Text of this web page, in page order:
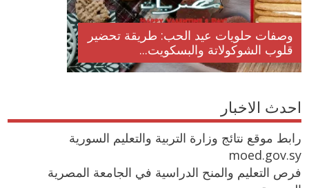
وصفات حلويات عيد الحب: طريقة تحضير
قلوب الشوكولاتة والبسكويت...
احدث الاخبار
رابط موقع نتائج وزارة التربية والتعليم السورية
moed.gov.sy
فرص التعليم والمنح الدراسية في الجامعة المصرية